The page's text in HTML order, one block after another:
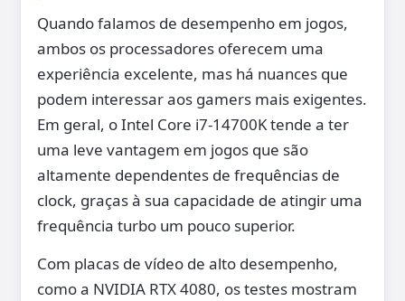
Quando falamos de desempenho em jogos,
ambos os processadores oferecem uma
experiência excelente, mas há nuances que
podem interessar aos gamers mais exigentes.
Em geral, o Intel Core i7-14700K tende a ter
uma leve vantagem em jogos que são
altamente dependentes de frequências de
clock, graças à sua capacidade de atingir uma
frequência turbo um pouco superior.
Com placas de vídeo de alto desempenho,
como a NVIDIA RTX 4080, os testes mostram